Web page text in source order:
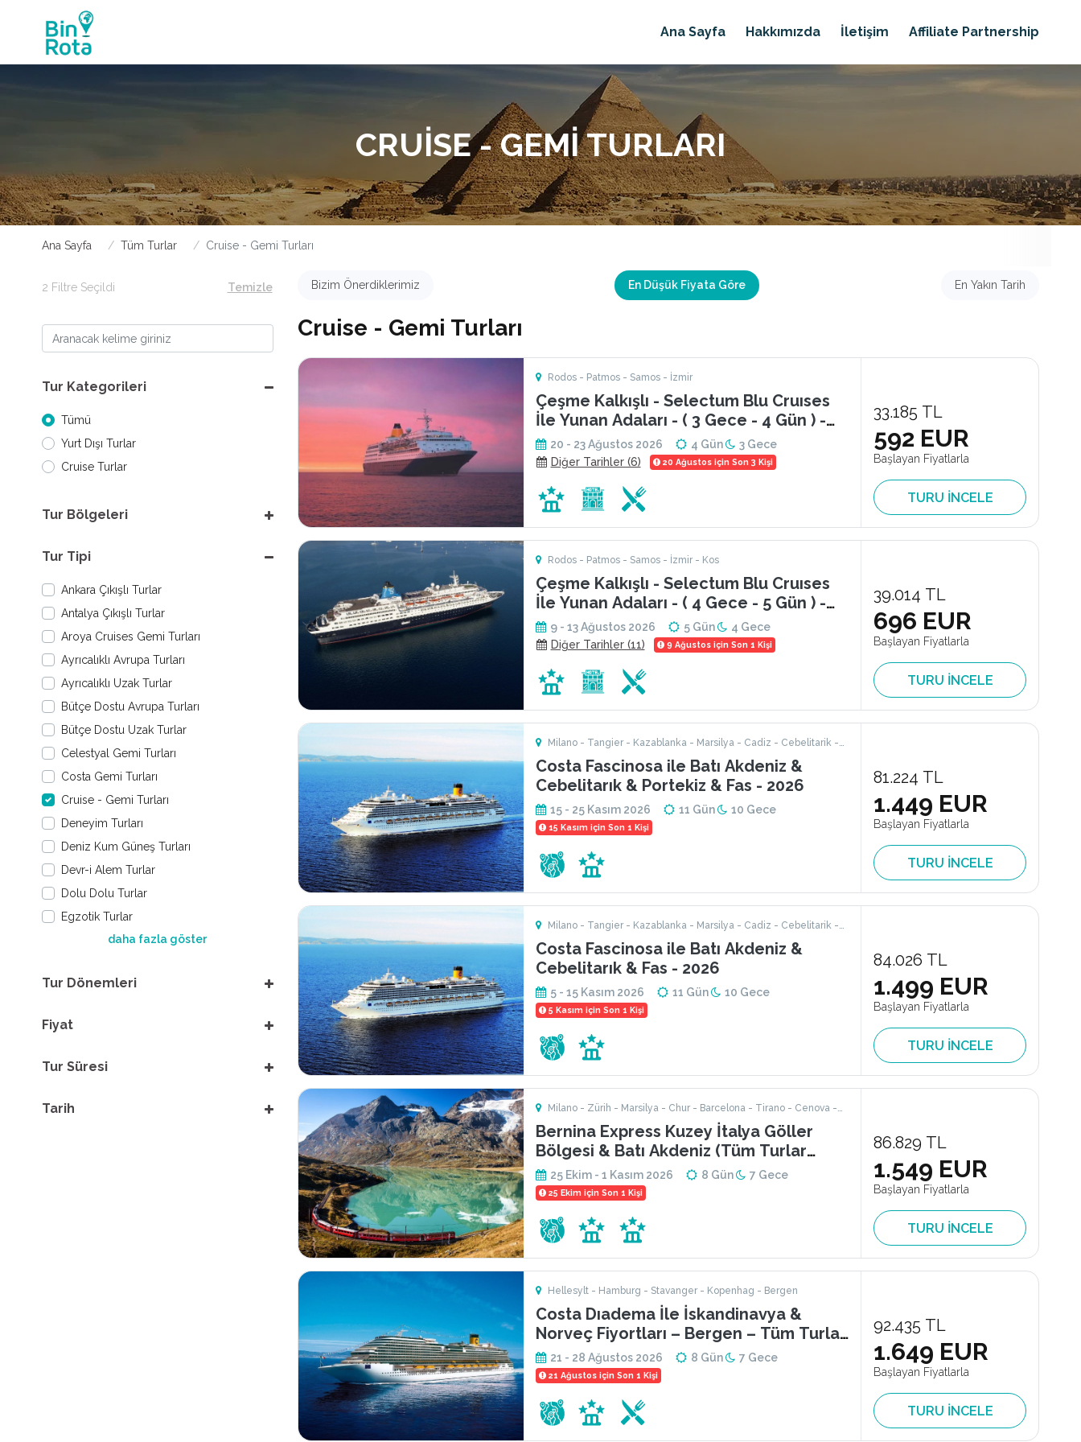
Ana Sayfa Hakkımızda İletişim Affiliate Partnership
CRUISE - GEMI TURLARI
Ana Sayfa Tüm Turlar Cruise - Gemi Turları
2 Filtre Seçildi Temizle
Tur Kategorileri
Tümü
Yurt Dışı Turlar
Cruise Turlar
Tur Bölgeleri
Tur Tipi
Ankara Çıkışlı Turlar
Antalya Çıkışlı Turlar
Aroya Cruises Gemi Turları
Ayrıcalıklı Avrupa Turları
Ayrıcalıklı Uzak Turlar
Bütçe Dostu Avrupa Turları
Bütçe Dostu Uzak Turlar
Celestyal Gemi Turları
Costa Gemi Turları
Cruise - Gemi Turları
Deneyim Turları
Deniz Kum Güneş Turları
Devr-i Alem Turlar
Dolu Dolu Turlar
Egzotik Turlar
daha fazla göster
Tur Dönemleri
Fiyat
Tur Süresi
Tarih
Bizim Önerdiklerimiz En Düşük Fiyata Göre En Yakın Tarih
Cruise - Gemi Turları
Rodos - Patmos - Samos - İzmir
Çeşme Kalkışlı - Selectum Blu Cruıses
İle Yunan Adaları - ( 3 Gece - 4 Gün ) -
2026
20 - 23 Ağustos 2026 4 Gün
3 Gece
Diğer Tarihler (6)
20 Ağustos için Son 3 Kişi
33.185 TL
592 EUR
Başlayan Fiyatlarla
TURU İNCELE
Rodos - Patmos - Samos - İzmir - Kos
Çeşme Kalkışlı - Selectum Blu Cruıses
İle Yunan Adaları - ( 4 Gece - 5 Gün ) -
2026
9 - 13 Ağustos 2026 5 Gün
4 Gece
Diğer Tarihler (11)
9 Ağustos için Son 1 Kişi
39.014 TL
696 EUR
Başlayan Fiyatlarla
TURU İNCELE
Milano - Tangier - Kazablanka - Marsilya - Cadiz - Cebelitarik -
Barcelona - Savona - Malaga
Costa Fascinosa ile Batı Akdeniz &
Cebelitarık & Portekiz & Fas - 2026
15 - 25 Kasım 2026 11 Gün 10 Gece
15 Kasım için Son 1 Kişi
81.224 TL
1.449 EUR
Başlayan Fiyatlarla
TURU İNCELE
Milano - Tangier - Kazablanka - Marsilya - Cadiz - Cebelitarik -
Barcelona - Savona - Malaga
Costa Fascinosa ile Batı Akdeniz &
Cebelitarık & Fas - 2026
5 - 15 Kasım 2026 11 Gün 10 Gece
5 Kasım için Son 1 Kişi
84.026 TL
1.499 EUR
Başlayan Fiyatlarla
TURU İNCELE
Milano - Zürih - Marsilya - Chur - Barcelona - Tirano - Cenova -
Como
Bernina Express Kuzey İtalya Göller
Bölgesi & Batı Akdeniz (Tüm Turlar
Dahil)
25 Ekim - 1 Kasım 2026 8 Gün 7 Gece
25 Ekim için Son 1 Kişi
86.829 TL
1.549 EUR
Başlayan Fiyatlarla
TURU İNCELE
Hellesylt - Hamburg - Stavanger - Kopenhag - Bergen
Costa Dıadema İle İskandinavya &
Norveç Fiyortları – Bergen – Tüm Turlar
Dahil
21 - 28 Ağustos 2026 8 Gün 7 Gece
21 Ağustos için Son 1 Kişi
92.435 TL
1.649 EUR
Başlayan Fiyatlarla
TURU İNCELE